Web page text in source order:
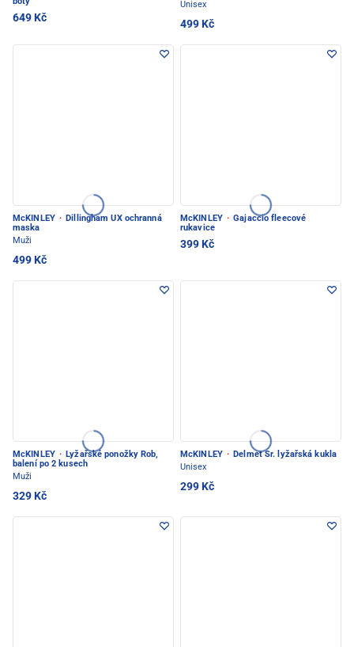
649 Kč
Unisex
499 Kč
McKINLEY · Dillingham UX ochranná
maska
Muži
499 Kč
McKINLEY · Gajaccio fleecové
rukavice
399 Kč
McKINLEY · Lyžařské ponožky Rob,
balení po 2 kusech
Muži
329 Kč
McKINLEY · Delmet Sr. lyžařská kukla
Unisex
299 Kč